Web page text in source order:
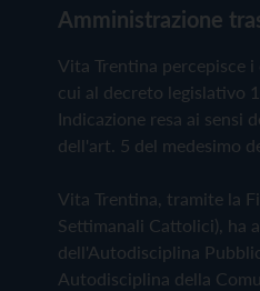
Amministrazione
Vita Trentina percepisce
cui al decreto legislativo
Indicazione resa ai sensi
dell'art. 5 del medesimo
Vita Trentina, tramite la
Settimanali Cattolici), ha
dell'Autodisciplina
Autodisciplina della